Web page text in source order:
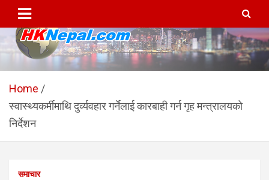
content
HKNepal.com – हङकङबाट
सञ्चालित पहिलो नेपाली अनलाईन
पत्रिका
hknepal, hknepal.com, hk nepal, hk nepal com
Home
स्वास्थ्यकर्मीमाथि दुर्व्यवहार गर्नेलाई कारबाही गर्न गृह मन्त्रालयको
निर्देशन
समाचार